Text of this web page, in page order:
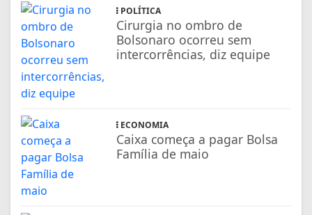
POLÍTICA
Cirurgia no ombro de
Bolsonaro ocorreu sem
intercorrências, diz equipe
ECONOMIA
Caixa começa a pagar Bolsa
Família de maio